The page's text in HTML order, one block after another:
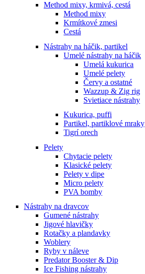
Method mixy, krmivá, cestá
Method mixy
Krmítkové zmesi
Cestá
Nástrahy na háčik, partikel
Umelé nástrahy na háčik
Umelá kukurica
Umelé pelety
Červy a ostatné
Wazzup & Zig rig
Svietiace nástrahy
Kukurica, puffi
Partikel, partiklové mraky
Tigrí orech
Pelety
Chytacie pelety
Klasické pelety
Pelety v dipe
Micro pelety
PVA bomby
Nástrahy na dravcov
Gumené nástrahy
Jigové hlavičky
Rotačky a plandavky
Woblery
Ryby v náleve
Predator Booster & Dip
Ice Fishing nástrahy